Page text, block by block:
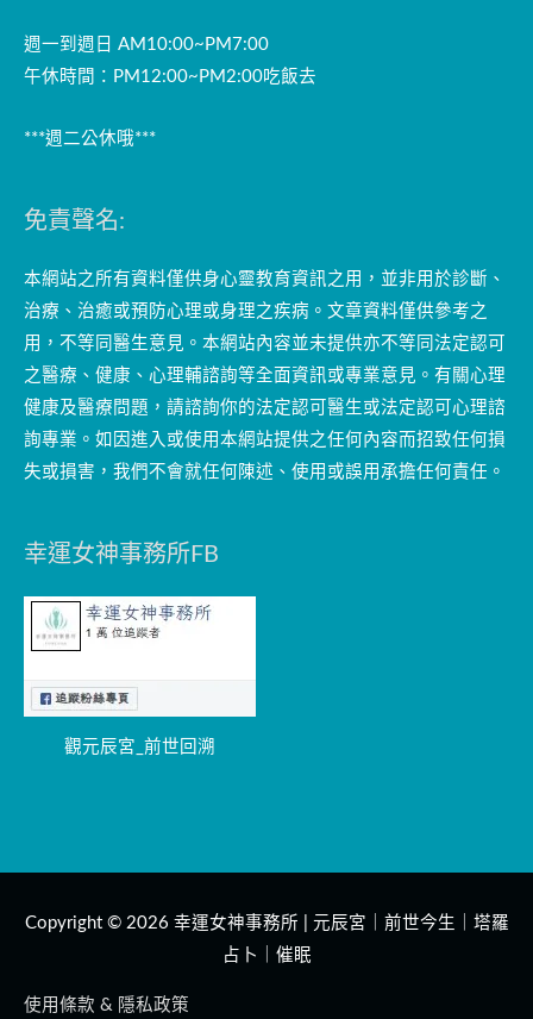
週一到週日 AM10:00~PM7:00
午休時間：PM12:00~PM2:00吃飯去
***週二公休哦***
免責聲名:
本網站之所有資料僅供身心靈教育資訊之用，並非用於診斷、
治療、治癒或預防心理或身理之疾病。文章資料僅供參考之
用，不等同醫生意見。本網站內容並未提供亦不等同法定認可
之醫療、健康、心理輔諮詢等全面資訊或專業意見。有關心理
健康及醫療問題，請諮詢你的法定認可醫生或法定認可心理諮
詢專業。如因進入或使用本網站提供之任何內容而招致任何損
失或損害，我們不會就任何陳述、使用或誤用承擔任何責任。
幸運女神事務所FB
觀元辰宮_前世回溯
Copyright © 2026 幸運女神事務所 | 元辰宮｜前世今生｜塔羅
占卜｜催眠
使用條款 & 隱私政策